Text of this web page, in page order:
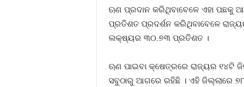
ଋଣ ପ୍ରଦାନ କରିଥିବାବେଳେ ଏହା
ପ୍ରତିଶତ ପ୍ରଦର୍ଶନ କରିଥିବାବେଳେ
ଲକ୍ଷ୍ୟର ୩୦.୭୩ ପ୍ରତିଶତ ।
ଋଣ ପାଇବା କ୍ଷେତ୍ରରେ ରାଜ୍ୟର ୧୪ଟି
ସବୁଠାରୁ ଆଗରେ ରହିଛି । ଏହି ଜିଲ୍ଲାରେ